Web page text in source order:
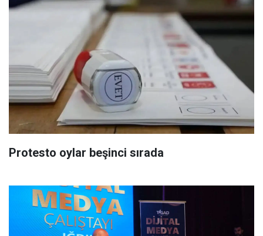
Protesto oylar beşinci sırada